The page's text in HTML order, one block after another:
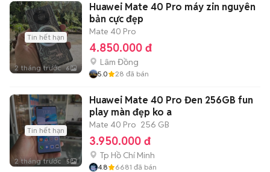
Tin hết hạn
2 tháng trước 6
Huawei Mate 40 Pro máy zin nguyên
bản cực đẹp
Mate 40 Pro
4.850.000 đ
Lâm Đồng
5.0 28 đã bán
Tin hết hạn
2 tháng trước 5
Huawei Mate 40 Pro Đen 256GB fun
play màn đẹp ko a
Mate 40 Pro 256 GB
3.950.000 đ
Tp Hồ Chí Minh
4.8 6681 đã bán